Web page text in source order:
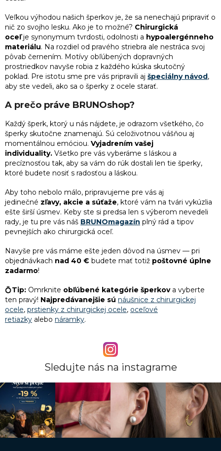
y
v
ý
p
i
s
u
Veľkou výhodou našich šperkov je, že sa nenechajú pripraviť o
nič zo svojho lesku. Ako je to možné? Chirurgická
oceľje synonymum tvrdosti, odolnosti a hypoalergénneho
materiálu. Na rozdiel od pravého striebra ale nestráca svoj
pôvab černením. Motívy obľúbených dopravných
prostriedkov navyše robia z každého kúska skutočný
poklad. Pre istotu sme pre vás pripravili aj špeciálny návod,
aby ste vedeli, ako sa o šperky z ocele starať.
A prečo práve BRUNOshop?
Každý šperk, ktorý u nás nájdete, je odrazom všetkého, čo
šperky skutočne znamenajú. Sú celoživotnou vášňou aj
momentálnou emóciou. Vyjadrením vašej
individuality. Všetko pre vás vyberáme s láskou a
precíznosťou tak, aby sa vám do rúk dostali len tie šperky,
ktoré budete nosiť s radosťou a láskou.
Aby toho nebolo málo, pripravujeme pre vás aj
jedinečné zľavy, akcie a súťaže, ktoré vám na tvári vykúzlia
ešte širší úsmev. Keby ste si predsa len s výberom nevedeli
rady, je tu pre vás náš BRUNOmagazín plný rád a tipov
pevnejších ako chirurgická oceľ.
Navyše pre vás máme ešte jeden dôvod na úsmev — pri
objednávkach nad 40 € budete mať totiž poštovné úplne
zadarmo!
💍Tip: Omrknite obľúbené kategórie šperkov a vyberte
ten pravý! Najpredávanejšie sú náušnice z chirurgickej
ocele, prstienky z chirurgickej ocele, oceľové
retiazky alebo náramky.
Sledujte nás na instagrame